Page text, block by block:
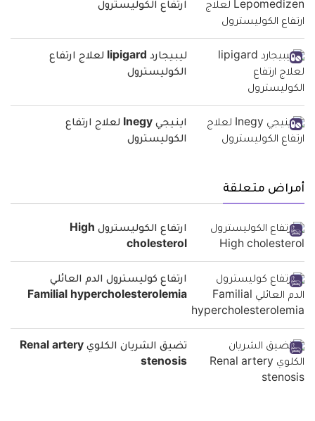
ارتفاع الكوليسترول
ليبيجارد lipigard لعلاج ارتفاع
الكوليسترول
اينيجي Inegy لعلاج ارتفاع
الكوليسترول
أمراض متعلقة
ارتفاع الكوليسترول High
cholesterol
ارتفاع كوليسترول الدم العائلي
Familial hypercholesterolemia
تضيق الشريان الكلوي Renal artery
stenosis